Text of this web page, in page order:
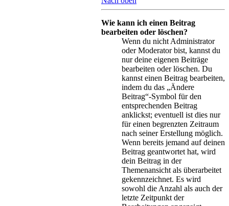
Wie kann ich einen Beitrag
bearbeiten oder löschen?
Wenn du nicht Administrator
oder Moderator bist, kannst du
nur deine eigenen Beiträge
bearbeiten oder löschen. Du
kannst einen Beitrag bearbeiten,
indem du das „Ändere
Beitrag“-Symbol für den
entsprechenden Beitrag
anklickst; eventuell ist dies nur
für einen begrenzten Zeitraum
nach seiner Erstellung möglich.
Wenn bereits jemand auf deinen
Beitrag geantwortet hat, wird
dein Beitrag in der
Themenansicht als überarbeitet
gekennzeichnet. Es wird
sowohl die Anzahl als auch der
letzte Zeitpunkt der